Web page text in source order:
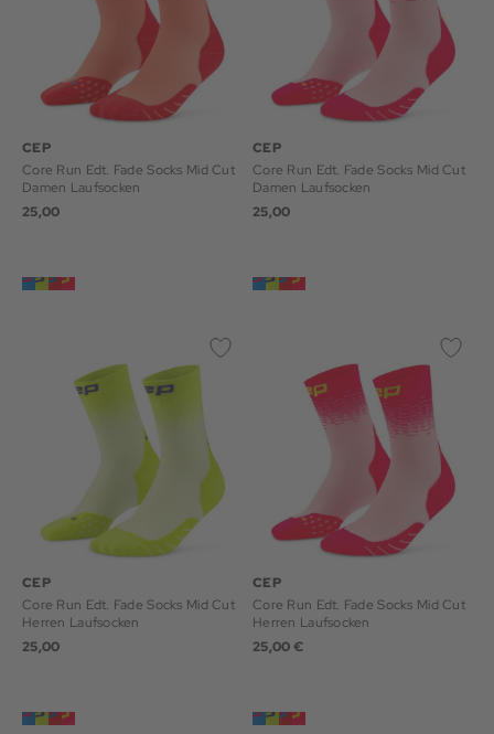
CEP
Core Run Edt. Fade Socks Mid Cut
Damen Laufsocken
25,00
CEP
Core Run Edt. Fade Socks Mid Cut
Damen Laufsocken
25,00
CEP
Core Run Edt. Fade Socks Mid Cut
Herren Laufsocken
25,00
CEP
Core Run Edt. Fade Socks Mid Cut
Herren Laufsocken
25,00 €